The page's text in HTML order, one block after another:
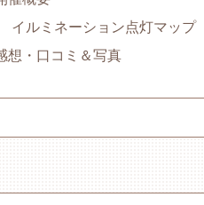
イルミネーション点灯マップ
想・口コミ＆写真